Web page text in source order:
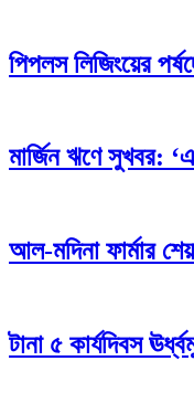
পিপলস লিজিংয়ের
মার্জিন ঋণে সুখবর:
আল-মদিনা ফার্মার
টানা ৫ কার্যদিবস